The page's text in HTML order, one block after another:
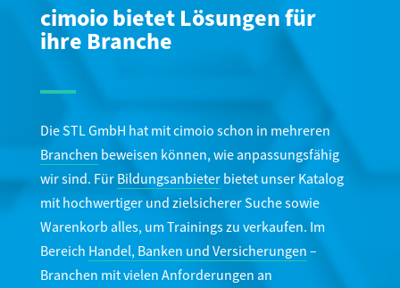
cimoio bietet Lösungen für
ihre Branche
Die STL GmbH hat mit cimoio schon in mehreren
Branchen beweisen können, wie anpassungsfähig
wir sind. FürBildungsanbieterbietet unser Katalog
mit hochwertiger und zielsicherer Suche sowie
Warenkorb alles, um Trainings zu verkaufen. Im
Bereich Handel, Banken und Versicherungen–
Branchen mit vielen Anforderungen an